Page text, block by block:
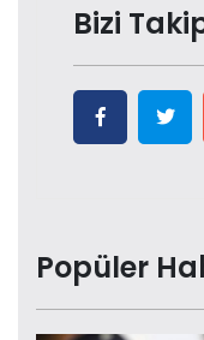
Bizi
Popüler